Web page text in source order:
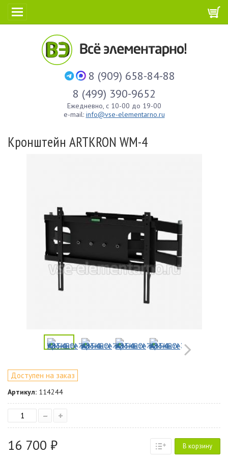
8 (909) 658-84-88
8 (499) 390-9652
Ежедневно, с 10-00 до 19-00
e-mail: info@vse-elementarno.ru
Кронштейн ARTKRON WM-4
Доступен на заказ
Артикул: 114244
– +
16 700 ₽ В корзину